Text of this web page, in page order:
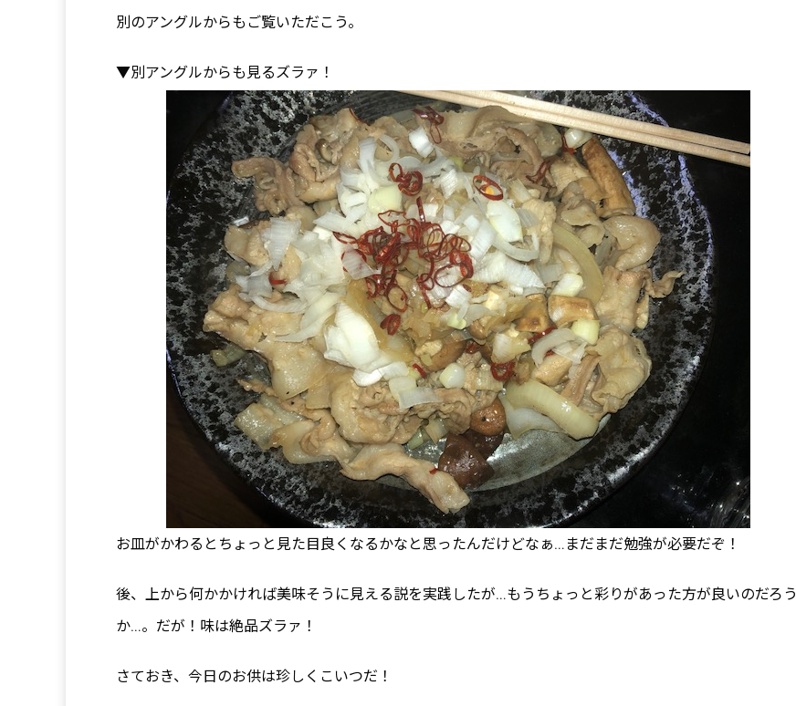
別のアングルからもご覧いただこう。
▼別アングルからも見るズラァ！
お皿がかわるとちょっと見た目良くなるかなと思ったんだけどなぁ…まだまだ勉強が必要だぞ！
後、上から何かかければ美味そうに見える説を実践したが…もうちょっと彩りがあった方が良いのだろう
か…。だが！味は絶品ズラァ！
さておき、今日のお供は珍しくこいつだ！